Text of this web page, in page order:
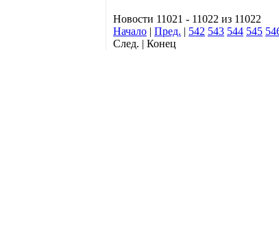
Новости 11021 - 11022 из 11022
Начало | Пред. | 542 543 544 545
След. | Конец